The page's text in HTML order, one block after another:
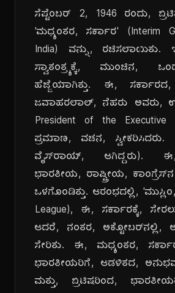
ಸೆಪ್ಟೆಂಬರ್ 2, 1946 ರಂದು,
'ಮಧ್ಯಂತರ, ಸರ್ಕಾರ' (Interim
India) ವನ್ನು, ರಚಿಸಲಾಯಿತು.
ಸ್ವಾತಂತ್ರ್ಯಕ್ಕೆ, ಮುಂಚಿನ,
ಹೆಜ್ಜೆಯಾಗಿತ್ತು. ಈ, ಸರ್ಕಾರದ,
ಜವಾಹರಲಾಲ್, ನೆಹರು ಅವರು,
President of the Executive
ಪ್ರಮಾಣ, ವಚನ, ಸ್ವೀಕರಿಸಿದರು.
ವೈಸ್‌ರಾಯ್, ಆಗಿದ್ದರು). ಈ,
ಭಾರತೀಯ, ರಾಷ್ಟ್ರೀಯ,
ಒಳಗೊಂಡಿತ್ತು. ಆರಂಭದಲ್ಲಿ,
League), ಈ, ಸರ್ಕಾರಕ್ಕೆ,
ಆದರೆ, ನಂತರ, ಅಕ್ಟೋಬರ್‌ನಲ್ಲಿ,
ಸೇರಿತು. ಈ, ಮಧ್ಯಂತರ,
ಭಾರತೀಯರಿಗೆ, ಆಡಳಿತದ,
ಮತ್ತು, ಬ್ರಿಟಿಷರಿಂದ,